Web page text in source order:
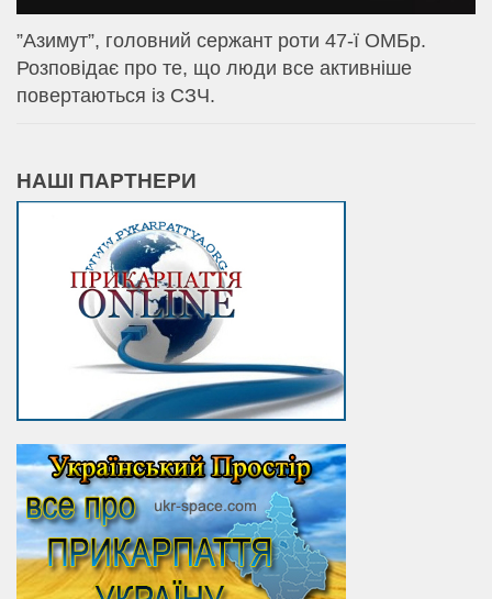
⁨”Азимут”, головний сержант роти 47-ї ОМБр.
Розповідає про те, що люди все активніше
повертаються із СЗЧ.
НАШІ ПАРТНЕРИ